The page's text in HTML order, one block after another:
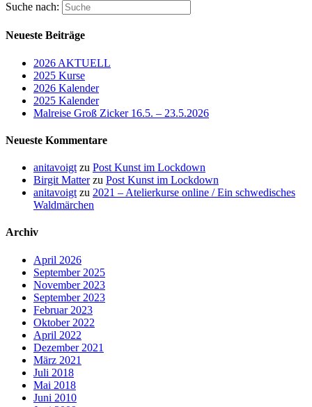
Suche nach:
Neueste Beiträge
2026 AKTUELL
2025 Kurse
2026 Kalender
2025 Kalender
Malreise Groß Zicker 16.5. – 23.5.2026
Neueste Kommentare
anitavoigt zu Post Kunst im Lockdown
Birgit Matterzu Post Kunst im Lockdown
anitavoigt zu 2021 – Atelierkurse online / Ein schwedisches
Waldmärchen
Archiv
April 2026
September 2025
November 2023
September 2023
Februar 2023
Oktober 2022
April 2022
Dezember 2021
März 2021
Juli 2018
Mai 2018
Juni 2010